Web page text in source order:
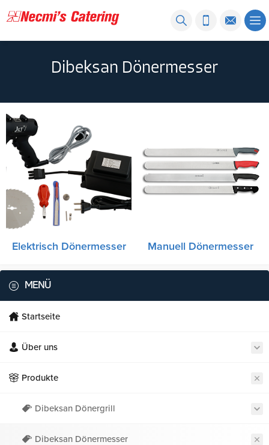
Dibeksan Dönermesser
Elektrisch Dönermesser Manuell Dönermesser
MENÜ
Startseite
Über uns
Produkte
Dibeksan Dönergrill
Dibeksan Dönermesser